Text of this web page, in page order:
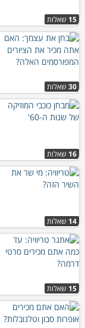
15 שאלות
30 שאלות
16 שאלות
14 שאלות
15 שאלות